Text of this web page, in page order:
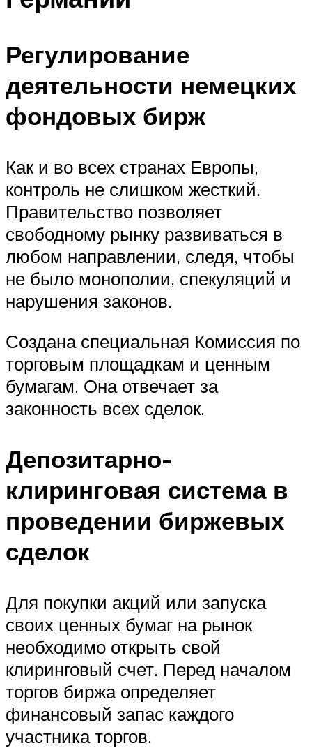
Регулирование
деятельности немецких
фондовых бирж
Как и во всех странах Европы,
контроль не слишком жесткий.
Правительство позволяет
свободному рынку развиваться в
любом направлении, следя, чтобы
не было монополии, спекуляций и
нарушения законов.
Создана специальная Комиссия по
торговым площадкам и ценным
бумагам. Она отвечает за
законность всех сделок.
Депозитарно-
клиринговая система в
проведении биржевых
сделок
Для покупки акций или запуска
своих ценных бумаг на рынок
необходимо открыть свой
клиринговый счет. Перед началом
торгов биржа определяет
финансовый запас каждого
участника торгов.